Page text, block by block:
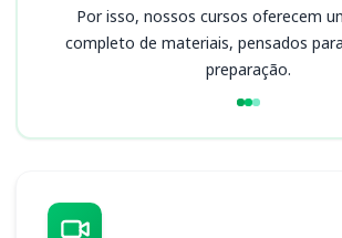
Por isso, nossos cursos oferecem
completo de materiais, pensados
preparação.